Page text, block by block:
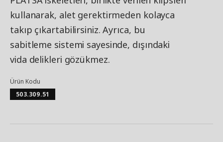
kullanarak, alet gerektirmeden kolayca
takıp çıkartabilirsiniz. Ayrıca, bu
sabitleme sistemi sayesinde, dışındaki
vida delikleri gözükmez.
Ürün Kodu
503.309.51